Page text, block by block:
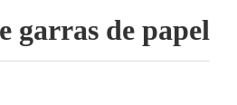
garras de papel